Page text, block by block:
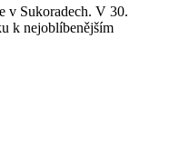
v Sukoradech. V 30.
k nejoblíbenějším